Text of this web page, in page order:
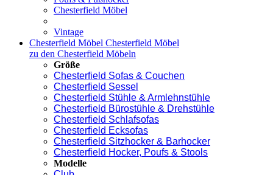
Chesterfield Möbel
Vintage
Chesterfield Möbel Chesterfield Möbel
zu den Chesterfield Möbeln
Größe
Chesterfield Sofas & Couchen
Chesterfield Sessel
Chesterfield Stühle & Armlehnstühle
Chesterfield Bürostühle & Drehstühle
Chesterfield Schlafsofas
Chesterfield Ecksofas
Chesterfield Sitzhocker & Barhocker
Chesterfield Hocker, Poufs & Stools
Modelle